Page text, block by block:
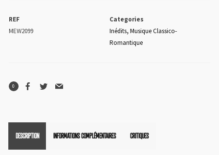
REF
MEW2099
Categories
Inédits,Musique Classico-
Romantique
0
DESCRIPTION INFORMATIONS COMPLÉMENTAIRES CRITIQUES